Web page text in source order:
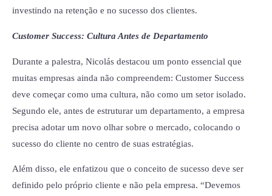
investindo na retenção e no sucesso dos clientes.
Customer Success: Cultura Antes de Departamento
Durante a palestra, Nicolás destacou um ponto essencial que
muitas empresas ainda não compreendem: Customer Success
deve começar como uma cultura, não como um setor isolado.
Segundo ele, antes de estruturar um departamento, a empresa
precisa adotar um novo olhar sobre o mercado, colocando o
sucesso do cliente no centro de suas estratégias.
Além disso, ele enfatizou que o conceito de sucesso deve ser
definido pelo próprio cliente e não pela empresa. “Devemos